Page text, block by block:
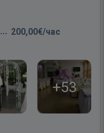
200,00€/час
+53